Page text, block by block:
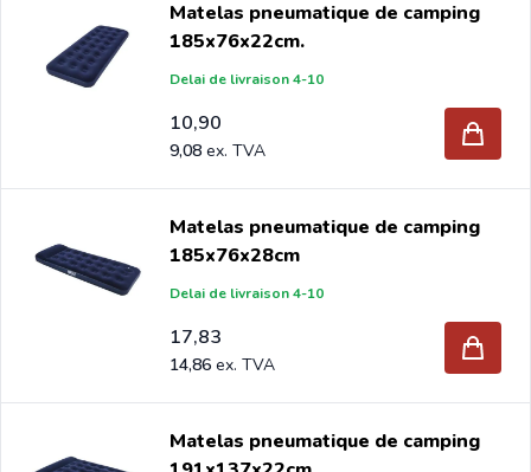
exterieur chez Intergard, vous bénéficierez des meilleurs
prix et de la plus large gamme.
Si vous êtes grossiste et vous achetez des matelas
gonflable par palette, envoyez votre demande à
info@intergard.euvous recevrez une offre avec notre
Matelas pneumatique de camping
185x76x22cm.
Delai de livraison 4-10
10,90
9,08
Matelas pneumatique de camping
185x76x28cm
Delai de livraison 4-10
17,83
14,86
Matelas pneumatique de camping